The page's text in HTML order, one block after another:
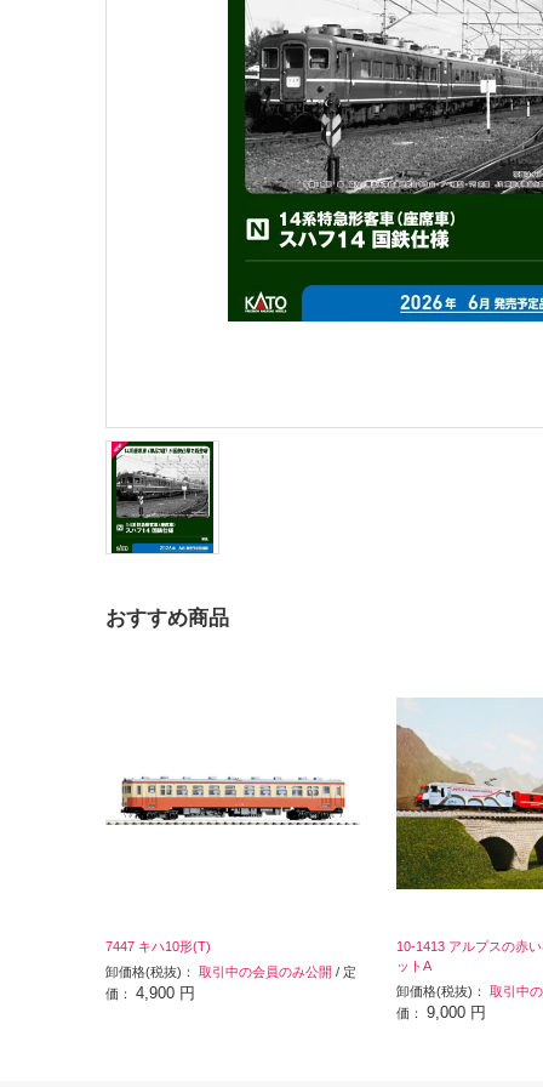
おすすめ商品
7447 キハ10形(T)
卸価格(税抜)： 取引中の会員のみ公開 / 定
価： 4,900 円
10-1413 アルプスの赤
ットA
卸価格(税抜)： 取引中
価： 9,000 円